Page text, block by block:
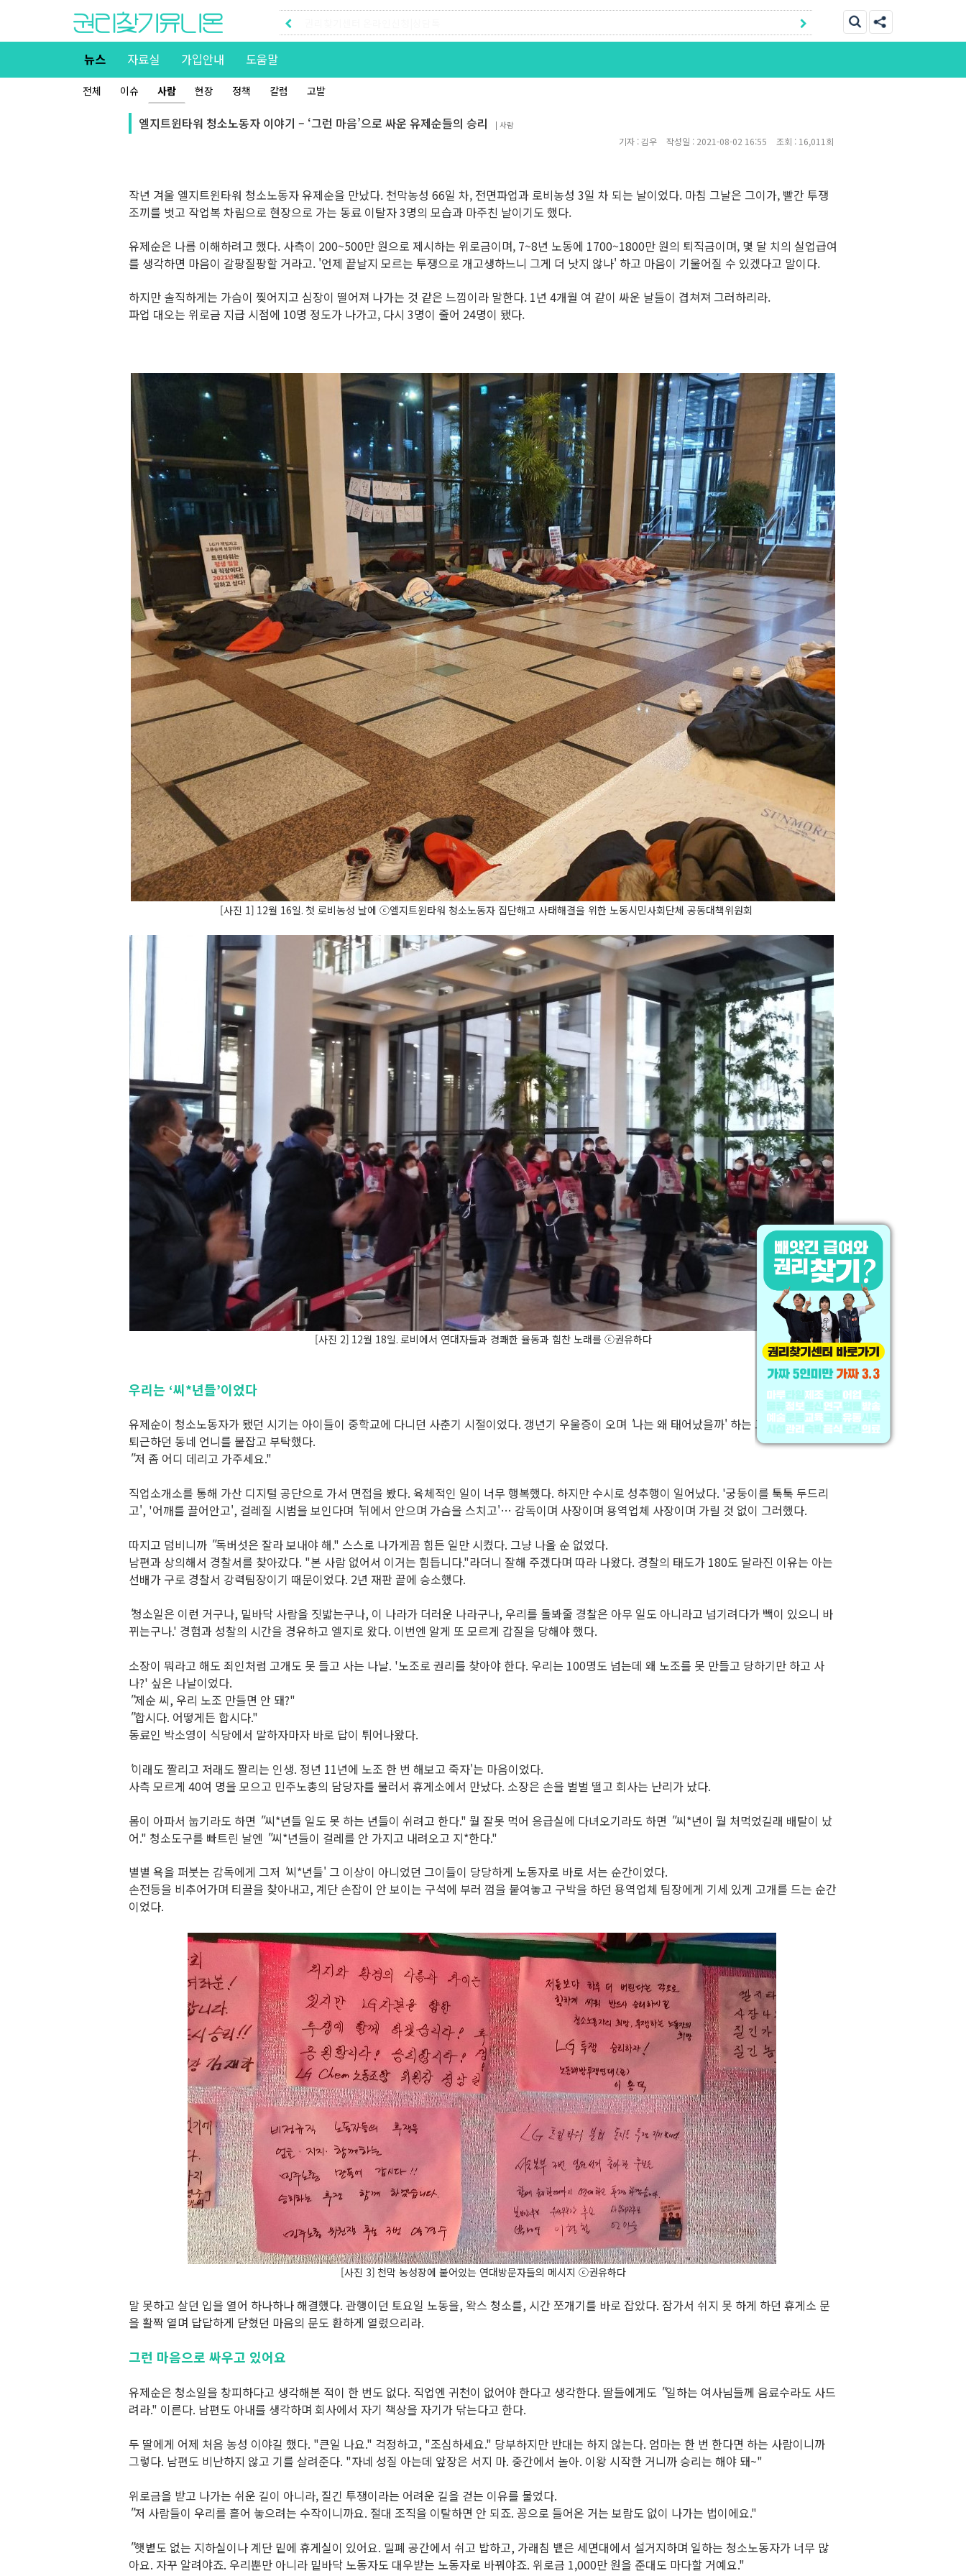
뉴스 자료실 가입안내 도움말
전체 이슈 사람 현장 정책 칼럼 고발
엘지트윈타워 청소노동자 이야기 – ‘그런 마음’으로 싸운 유제순들의 승리 |사람
기자 :김우 작성일 : 2021-08-02 16:55 조회 : 16,011회
작년 겨울 엘지트윈타워 청소노동자 유제순을 만났다. 천막농성 66일 차, 전면파업과 로비농성 3일 차 되는 날이었다. 마침 그날은 그이가, 빨간 투쟁
조끼를 벗고 작업복 차림으로 현장으로 가는 동료 이탈자 3명의 모습과 마주친 날이기도 했다.
유제순은 나름 이해하려고 했다. 사측이 200~500만 원으로 제시하는 위로금이며, 7~8년 노동에 1700~1800만 원의 퇴직금이며, 몇 달 치의 실업급여
를 생각하면 마음이 갈팡질팡할 거라고. '언제 끝날지 모르는 투쟁으로 개고생하느니 그게 더 낫지 않나' 하고 마음이 기울어질 수 있겠다고 말이다.
하지만 솔직하게는 가슴이 찢어지고 심장이 떨어져 나가는 것 같은 느낌이라 말한다. 1년 4개월 여 같이 싸운 날들이 겹쳐져 그러하리라.
파업 대오는 위로금 지급 시점에 10명 정도가 나가고, 다시 3명이 줄어 24명이 됐다.
[사진 1] 12월 16일. 첫 로비농성 날에 ⓒ엘지트윈타워 청소노동자 집단해고 사태해결을 위한 노동시민사회단체 공동대책위원회
[사진 2] 12월 18일. 로비에서 연대자들과 경쾌한 율동과 힘찬 노래를 ⓒ권유하다
우리는 ‘씨*년들’이었다
유제순이 청소노동자가 됐던 시기는 아이들이 중학교에 다니던 사춘기 시절이었다. 갱년기 우울증이 오며 나는 왜 태어났을까' 하는 고민까지 들었다.
퇴근하던 동네 언니를 붙잡고 부탁했다.
"저 좀 어디 데리고 가주세요."
직업소개소를 통해 가산 디지털 공단으로 가서 면접을 봤다. 육체적인 일이 너무 행복했다. 하지만 수시로 성추행이 일어났다. '궁둥이를 툭툭 두드리
고', '어깨를 끌어안고', 걸레질 시범을 보인다며 뒤에서 안으며 가슴을 스치고'… 감독이며 사장이며 용역업체 사장이며 가릴 것 없이 그러했다.
따지고 덤비니까 "독버섯은 잘라 보내야 해." 스스로 나가게끔 힘든 일만 시켰다. 그냥 나올 순 없었다.
남편과 상의해서 경찰서를 찾아갔다. "본 사람 없어서 이거는 힘듭니다."라더니 잘해 주겠다며 따라 나왔다. 경찰의 태도가 180도 달라진 이유는 아는
선배가 구로 경찰서 강력팀장이기 때문이었다. 2년 재판 끝에 승소했다.
청소일은 이런 거구나, 밑바닥 사람을 짓밟는구나, 이 나라가 더러운 나라구나, 우리를 돌봐줄 경찰은 아무 일도 아니라고 넘기려다가 빽이 있으니 바
뀌는구나.' 경험과 성찰의 시간을 경유하고 엘지로 왔다. 이번엔 알게 또 모르게 갑질을 당해야 했다.
소장이 뭐라고 해도 죄인처럼 고개도 못 들고 사는 나날. '노조로 권리를 찾아야 한다. 우리는 100명도 넘는데 왜 노조를 못 만들고 당하기만 하고 사
나?' 싶은 나날이었다.
"제순 씨, 우리 노조 만들면 안 돼?"
"합시다. 어떻게든 합시다."
동료인 박소영이 식당에서 말하자마자 바로 답이 튀어나왔다.
이래도 짤리고 저래도 짤리는 인생. 정년 11년에 노조 한 번 해보고 죽자'는 마음이었다.
사측 모르게 40여 명을 모으고 민주노총의 담당자를 불러서 휴게소에서 만났다. 소장은 손을 벌벌 떨고 회사는 난리가 났다.
몸이 아파서 눕기라도 하면 "씨*년들 일도 못 하는 년들이 쉬려고 한다." 뭘 잘못 먹어 응급실에 다녀오기라도 하면 "씨*년이 뭘 처먹었길래 배탈이 났
어." 청소도구를 빠트린 날엔 "씨*년들이 걸레를 안 가지고 내려오고 지*한다."
별별 욕을 퍼붓는 감독에게 그저 씨*년들' 그 이상이 아니었던 그이들이 당당하게 노동자로 바로 서는 순간이었다.
손전등을 비추어가며 티끌을 찾아내고,계단 손잡이 안 보이는 구석에 부러 껌을 붙여놓고 구박을 하던 용역업체 팀장에게 기세 있게 고개를 드는 순간
이었다.
[사진 3] 천막 농성장에 붙어있는 연대방문자들의 메시지 ⓒ권유하다
말 못하고 살던 입을 열어 하나하나 해결했다. 관행이던 토요일 노동을, 왁스 청소를, 시간 쪼개기를 바로 잡았다. 잠가서 쉬지 못 하게 하던 휴게소 문
을 활짝 열며 답답하게 닫혔던 마음의 문도 환하게 열렸으리라.
그런 마음으로 싸우고 있어요
유제순은 청소일을 창피하다고 생각해본 적이 한 번도 없다. 직업엔 귀천이 없어야 한다고 생각한다. 딸들에게도 "일하는 여사님들께 음료수라도 사드
려라." 이른다. 남편도 아내를 생각하며 회사에서 자기 책상을 자기가 닦는다고 한다.
두 딸에게 어제 처음 농성 이야길 했다. "큰일 나요." 걱정하고, "조심하세요." 당부하지만 반대는 하지 않는다. 엄마는 한 번 한다면 하는 사람이니까
그렇다. 남편도 비난하지 않고 기를 살려준다. "자네 성질 아는데 앞장은 서지 마. 중간에서 놀아. 이왕 시작한 거니까 승리는 해야 돼~"
위로금을 받고 나가는 쉬운 길이 아니라, 질긴 투쟁이라는 어려운 길을 걷는 이유를 물었다.
"저 사람들이 우리를 흩어 놓으려는 수작이니까요. 절대 조직을 이탈하면 안 되죠. 꽁으로 들어온 거는 보람도 없이 나가는 법이에요."
"햇볕도 없는 지하실이나 계단 밑에 휴게실이 있어요. 밀폐 공간에서 쉬고 밥하고, 가래침 뱉은 세면대에서 설거지하며 일하는 청소노동자가 너무 많
아요. 자꾸 알려야죠. 우리뿐만 아니라 밑바닥 노동자도 대우받는 노동자로 바꿔야죠. 위로금 1,000만 원을 준대도 마다할 거예요."